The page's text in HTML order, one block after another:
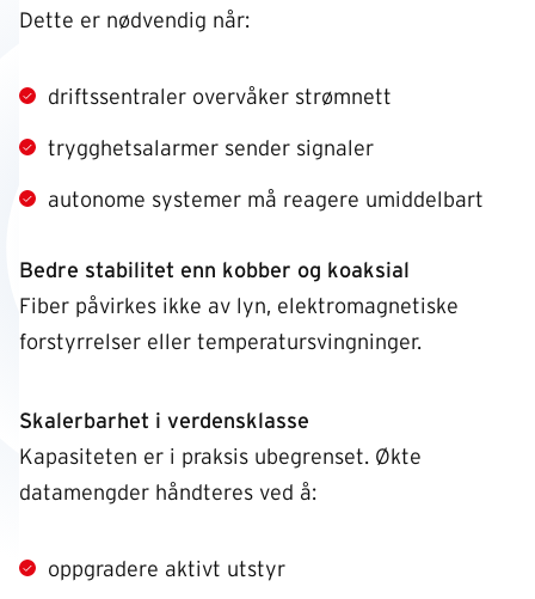
Dette er nødvendig når:
driftssentraler overvåker strømnett
trygghetsalarmer sender signaler
autonome systemer må reagere umiddelbart
Bedre stabilitet enn kobber og koaksial
Fiber påvirkes ikke av lyn, elektromagnetiske
forstyrrelser eller temperatursvingninger.
Skalerbarhet i verdensklasse
Kapasiteten er i praksis ubegrenset. Økte
datamengder håndteres ved å:
oppgradere aktivt utstyr